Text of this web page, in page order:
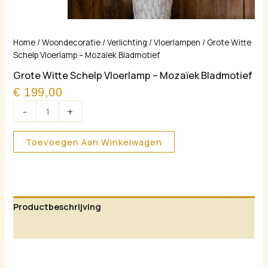
Home /Woondecoratie /Verlichting /Vloerlampen / Grote Witte
Schelp Vloerlamp – Mozaïek Bladmotief
Grote Witte Schelp Vloerlamp – Mozaïek Bladmotief
€ 199,00
-
Grote
Witte
Vloerlamp
–
Mozaïek
Bladmotief
aantal
+
Toevoegen Aan Winkelwagen
Productbeschrijving